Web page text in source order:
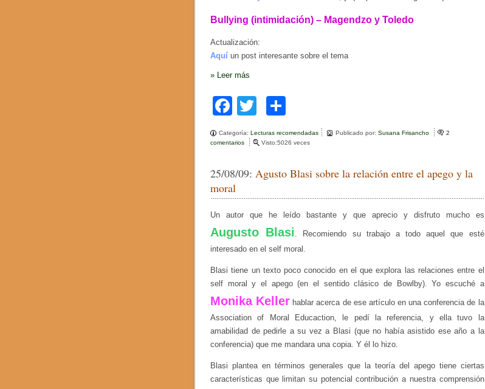
Bullying (intimidación) – Magendzo y Toledo
Actualización:
Aquí un post interesante sobre el tema
» Leer más
F
a
c
b
o
o
k
tt
m
ar
tir
Categoría: Lecturas recomendadas Publicado por: Susana Frisancho
2
comentarios
b
h
M
g
n
z
o
M
a
í
I
s
Visto:5026 veces
25/08/09: Agusto Blasi sobre la relación entre el apego y la
moral
Un autor que he leído bastante y que aprecio y disfruto mucho es
Augusto Blasi. Recomiendo su trabajo a todo aquel que esté
interesado en el self moral.
Blasi tiene un texto poco conocido en el que explora las relaciones entre el
self moral y el apego (en el sentido clásico de Bowlby). Yo escuché a
Monika Keller hablar acerca de ese artículo en una conferencia de la
Association of Moral Educaction, le pedí la referencia, y ella tuvo la
amabilidad de pedirle a su vez a Blasi (que no había asistido ese año a la
conferencia) que me mandara una copia. Y él lo hizo.
Blasi plantea en términos generales que la teoría del apego tiene ciertas
características que limitan su potencial contribución a nuestra comprensión